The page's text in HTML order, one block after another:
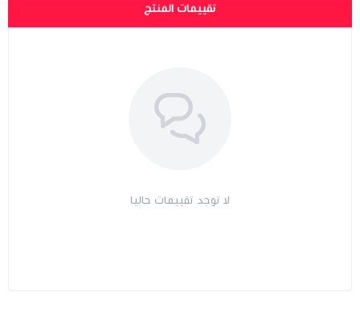
تقييمات المنتج
لا توجد تقييمات حاليا